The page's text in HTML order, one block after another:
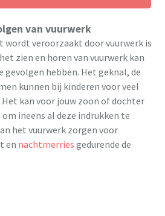
van vuurwerk
wordt veroorzaakt door vuurwerk is
zien en horen van vuurwerk kan
gevolgen hebben. Het geknal, de
kunnen bij kinderen voor veel
kan voor jouw zoon of dochter
ineens al deze indrukken te
het vuurwerk zorgen voor
en nachtmerries gedurende de